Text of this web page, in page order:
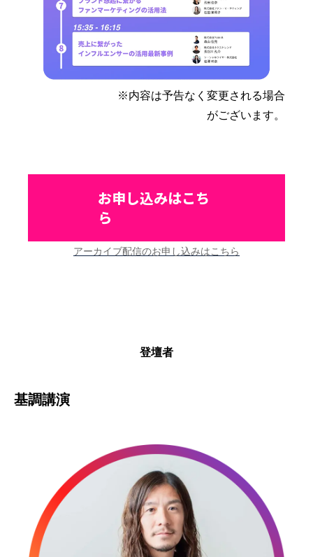
※内容は予告なく変更される場合
がございます。
お申し込みはこち
ら
アーカイブ配信のお申し込みはこちら
登壇者
基調講演